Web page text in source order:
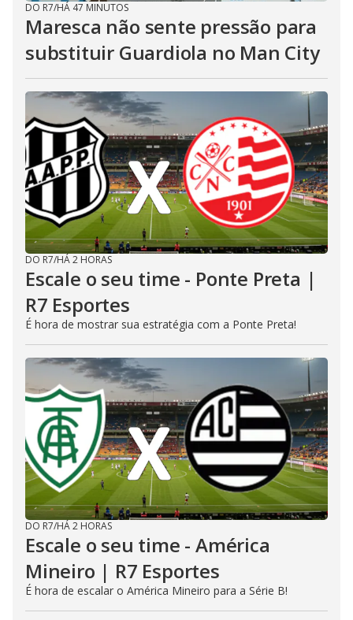
DO R7/HÁ 47 MINUTOS
Maresca não sente pressão para
substituir Guardiola no Man City
DO R7/HÁ 2 HORAS
Escale o seu time - Ponte Preta |
R7 Esportes
É hora de mostrar sua estratégia com a Ponte Preta!
DO R7/HÁ 2 HORAS
Escale o seu time - América
Mineiro | R7 Esportes
É hora de escalar o América Mineiro para a Série B!